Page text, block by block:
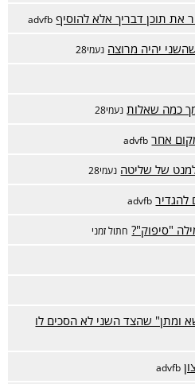
תוכן דבריך אלא להוסיף advfb
יהיה מרוצה נעמי28
כמה שאלות נעמי28
אחר advfb
של שליטה נעמי28
להגדיר advfb
"סיפוק"? חתול זמני
ומתן" שהצד השני לא הסכים לו
advfb